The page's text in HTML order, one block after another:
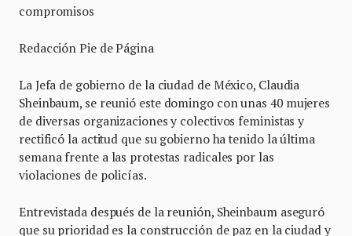
compromisos
Redacción Pie de Página
La Jefa de gobierno de la ciudad de México, Claudia
Sheinbaum, se reunió este domingo con unas 40 mujeres
de diversas organizaciones y colectivos feministas y
rectificó la actitud que su gobierno ha tenido la última
semana frente a las protestas radicales por las
violaciones de policías.
Entrevistada después de la reunión, Sheinbaum aseguró
que su prioridad es la construcción de paz en la ciudad y